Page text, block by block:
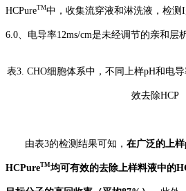
HCPureTM中， 收集流穿液和淋洗液，检测
6.0、电导率12ms/cm是未经调节的亲和层
表3. CHO细胞体系中， 不同上样pH和电
效去除HCP
由表3的检测结果可知， 在广泛的上
HCPureTM均可有效的去除上样料液中的